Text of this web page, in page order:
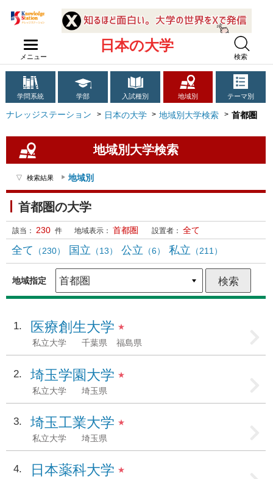
メニュー
日本の大学
検索
学問系統 学部 入試種別 地域別 テーマ別
ナレッジステーション 日本の大学 地域別大学検索 首都圏
地域別大学検索
検索結果 地域別
首都圏の大学
該当： 230 件 地域表示： 首都圏 設置者： 全て
全て （230） 国立 （13） 公立 （6） 私立 （211）
地域指定
1 医療創生大学 ★
私立大学 千葉県 福島県
2 埼玉学園大学 ★
私立大学 埼玉県
3 埼玉工業大学 ★
私立大学 埼玉県
4 日本薬科大学 ★